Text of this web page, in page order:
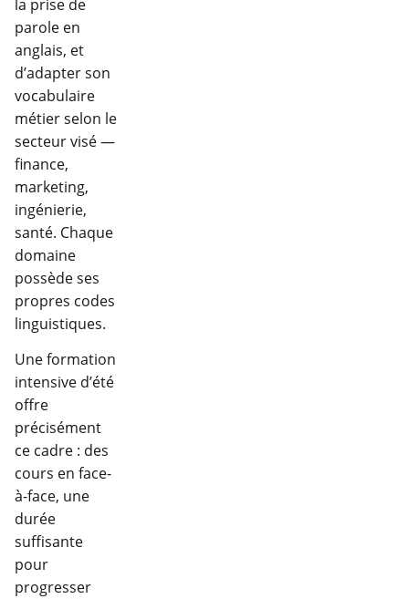
la prise de
parole en
anglais, et
d’adapter son
vocabulaire
métier selon le
secteur visé —
finance,
marketing,
ingénierie,
santé. Chaque
domaine
possède ses
propres codes
linguistiques.
Une formation
intensive d’été
offre
précisément
ce cadre : des
cours en face-
à-face, une
durée
suffisante
pour
progresser